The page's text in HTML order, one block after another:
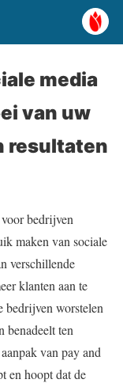
media
van uw
resultaten
bedrijven
maken van sociale
verschillende
klanten aan te
bedrijven worstelen
benadeelt ten
van pay and
en hoopt dat de